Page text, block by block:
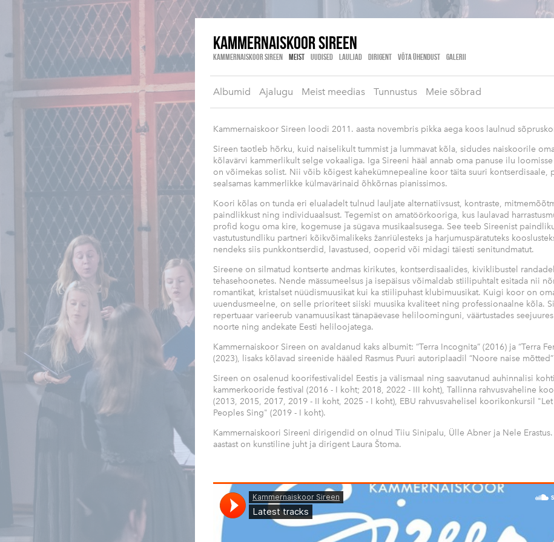
KAMMERNAISKOOR SIREEN
KAMMERNAISKOOR SIREEN MEIST UUDISED LAULJAD DIRIGENT VÕTA ÜHENDUST GALERII
Albumid Ajalugu Meist meedias Tunnustus Meie sõbrad
Kammernaiskoor Sireen loodi 2011. aasta novembris pikka aega koos laulnud
Sireen taotleb hõrku, kuid naiselikult tummist ja lummavat kõla, sidudes naiskoorile
kõlavärvi kammerlikult selge vokaaliga. Iga Sireeni hääl annab oma panuse ilu
on võimekas solist. Nii võib kõigest kahekümnepealine koor täita suuri kontserdisaale,
sealsamas kammerlikke külmavärinaid õhkõrnas pianissimos.
Koori kõlas on tunda eri elualadelt tulnud lauljate alternatiivsust, kontraste,
paindlikkust ning individuaalsust. Tegemist on amatöörkooriga, kus laulavad
profid kogu oma kire, kogemuse ja sügava musikaalsusega. See teeb Sireenist
vastutustundliku partneri kõikvõimalikeks žanriülesteks ja harjumuspäratuteks
nendeks siis punkkontserdid, lavastused, ooperid või midagi täiesti senitundmatut.
Sireene on silmatud kontserte andmas kirikutes, kontserdisaalides, kiviklibustel
tehasehoonetes. Nende mässumeelsus ja isepäisus võimaldab stiilipuhtalt esitada nii
romantikat, kristalset nüüdismuusikat kui ka stiilipuhast klubimuusikat. Kuigi koor on
uuendusmeelne, on selle prioriteet siiski muusika kvaliteet ning professionaalne kõla.
repertuaar varieerub vanamuusikast tänapäevase heliloominguni, väärtustades
noorte ning andekate Eesti heliloojatega.
Kammernaiskoor Sireen on avaldanud kaks albumit: “Terra Incognita” (2016) ja “Terra
(2023), lisaks kõlavad sireenide hääled Rasmus Puuri autoriplaadil “Noore naise
Sireen on osalenud koorifestivalidel Eestis ja välismaal ning saavutanud auhinnalisi
kammerkooride festival (2016 - I koht; 2018, 2022 - III koht), Tallinna rahvusvaheline
(2013, 2015, 2017, 2019 - II koht, 2025 - I koht), EBU rahvusvahelisel koorikonkursil "Let
Peoples Sing" (2019 - I koht).
Kammernaiskoori Sireeni dirigendid on olnud Tiiu Sinipalu, Ülle Abner ja Nele Erastus.
aastast on kunstiline juht ja dirigent Laura Štoma.